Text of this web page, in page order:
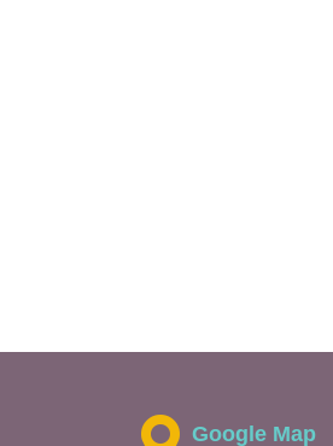
Google Map